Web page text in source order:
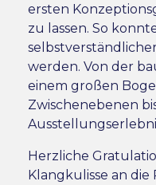
ersten
zu lassen. So
werden. Von der
einem großen
Zwischenebenen
Herzliche
Klangkulisse an